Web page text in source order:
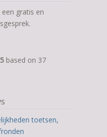
gratis en
5 based on 37
toetsen,